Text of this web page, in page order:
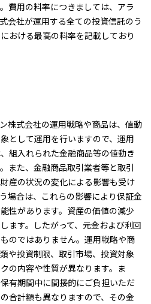
費用の料率につきましては、アラ
会社が運用する全ての投資信託のう
おける最高の料率を記載しており
株式会社の運用戦略や商品は、値動
として運用を行いますので、運用
組入れられた金融商品等の値動き
また、金融商品取引業者等と取引
産の状況の変化による影響も受け
場合は、これらの影響により保証金
性があります。資産の価値の減少
ます。したがって、元金および利回
のではありません。運用戦略や商
や投資制限、取引市場、投資対象
の内容や性質が異なります。ま
有期間中に間接的にご負担いただ
合計額も異なりますので、その金